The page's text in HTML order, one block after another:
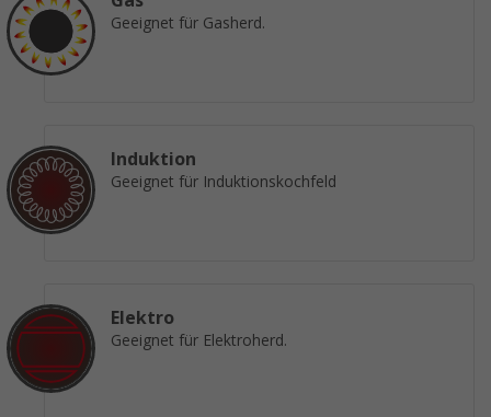
Geeignet für Gasherd.
Induktion
Geeignet für Induktionskochfeld
Elektro
Geeignet für Elektroherd.